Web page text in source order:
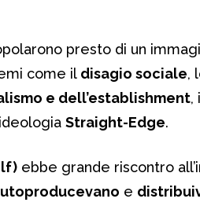
presto di un
come il disagio sociale,
e dell’establishment,
Straight-Edge.
ebbe grande riscontro
e